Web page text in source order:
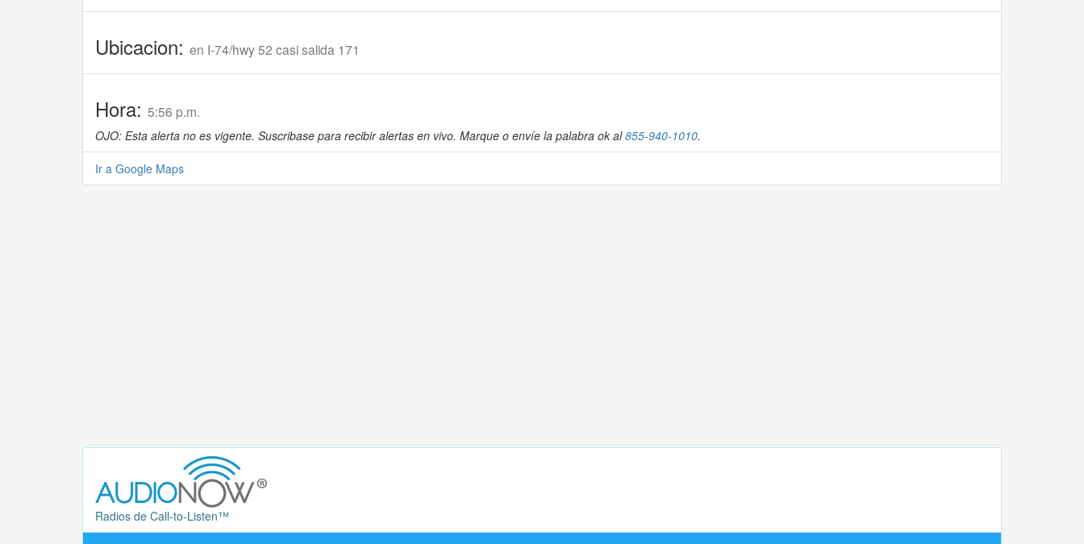
Ubicacion: en I-74/hwy 52 casi salida 171
Hora: 5:56 p.m.
OJO: Esta alerta no es vigente. Suscribase para recibir alertas en vivo. Marque o envíe la palabra ok al855-940-1010.
Ir a Google Maps
Radios de Call-to-Listen™